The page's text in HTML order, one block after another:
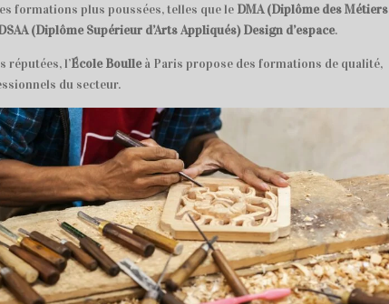
formations plus poussées, telles que le DMA (Diplôme des Métiers
(Diplôme Supérieur d’Arts Appliqués) Design d’espace.
réputées, l’École Boulleà Paris propose des formations de qualité,
du secteur.